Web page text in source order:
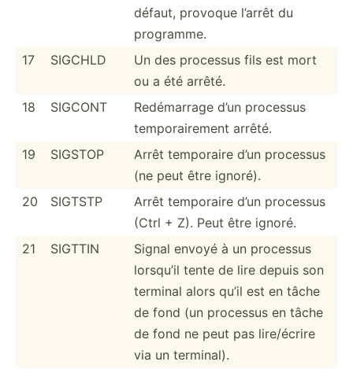
défaut, provoque l’arrêt du
programme.
17
SIGCHLD
Un des processus fils est mort
ou a été arrêté.
18
SIGCONT
Redéma­rrage d’un processus
tempor­air­ement arrêté.
19
SIGSTOP
Arrêt temporaire d’un processus
(ne peut être ignoré).
20
SIGTSTP
Arrêt temporaire d’un processus
(Ctrl + Z). Peut être ignoré.
21
SIGTTIN
Signal envoyé à un processus
lorsqu’il tente de lire depuis son
terminal alors qu’il est en tâche
de fond (un processus en tâche
de fond ne peut pas lire/é­crire
via un terminal).